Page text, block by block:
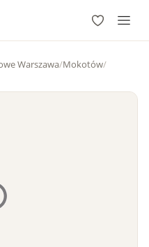
Warszawa/Mokotów/